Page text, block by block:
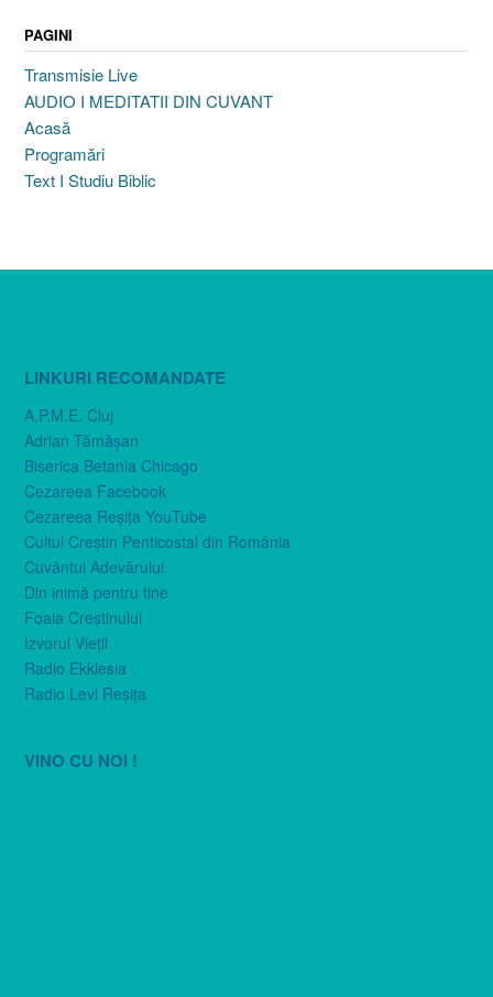
PAGINI
Transmisie Live
AUDIO I MEDITATII DIN CUVANT
Acasă
Programări
Text I Studiu Biblic
LINKURI RECOMANDATE
A.P.M.E. Cluj
Adrian Tămăşan
Biserica Betania Chicago
Cezareea Facebook
Cezareea Reşiţa YouTube
Cultul Creştin Penticostal din România
Cuvântul Adevărului
Din inimă pentru tine
Foaia Creştinului
Izvorul Vieţii
Radio Ekklesia
Radio Levi Reşiţa
VINO CU NOI !